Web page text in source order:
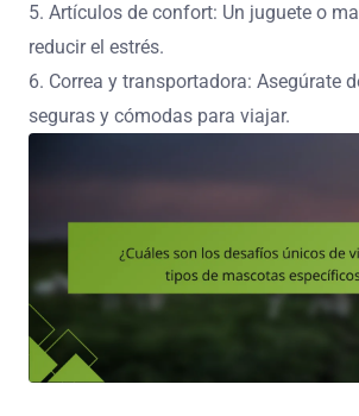
5. Artículos de confort: Un juguete o
reducir el estrés.
6. Correa y transportadora: Asegúrate
seguras y cómodas para viajar.